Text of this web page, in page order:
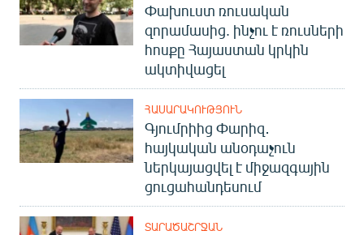
Փախուստ ռուսական
զորամասից. ինչու է ռուսների
հոսքը Հայաստան կրկին
ակտիվացել
ՀԱՍԱՐԱԿՈՒԹՅՈՒՆ
Գյումրիից Փարիզ․
հայկական անօդաչուն
ներկայացվել է միջազգային
ցուցահանդեսում
ՏԱՐԱԾԱՇՐՋԱՆ